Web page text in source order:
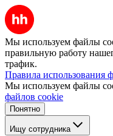
Мы используем файлы
правильную работу
трафик.
Правила использования
Мы используем файлы
файлов cookie
Понятно
Ищу сотрудника